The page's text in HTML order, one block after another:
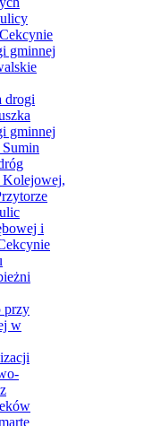
gminnej
drogi
gminnej
Kolejowej,
i
przy
w